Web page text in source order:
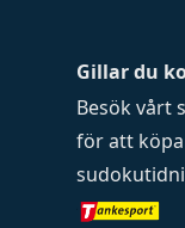
Gillar du
Besök vårt
för att köpa